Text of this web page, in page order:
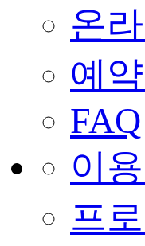
온
예
FAQ
이
프